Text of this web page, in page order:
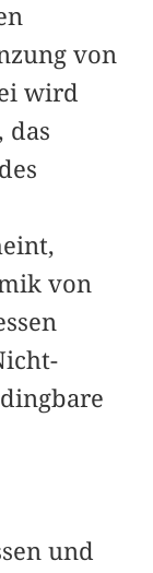
von
wird
das
von
und